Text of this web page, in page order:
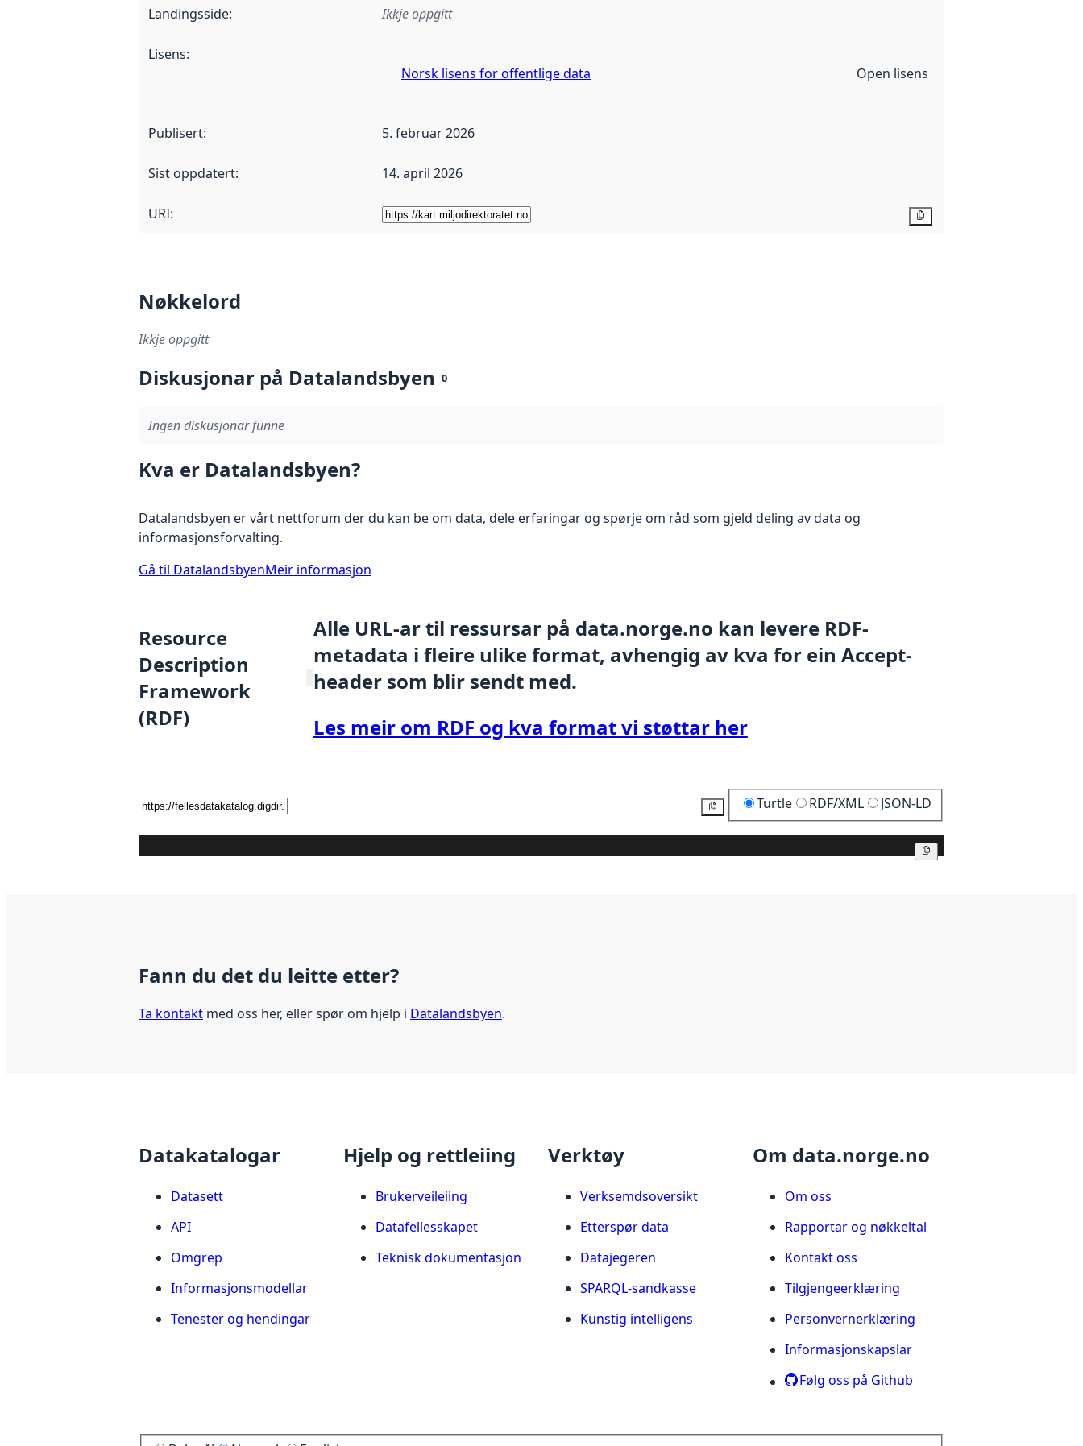
Landingsside: Ikkje oppgitt
Lisens:
Norsk lisens for offentlige data
Open lisens
Publisert: 5. februar 2026
Sist oppdatert: 14. april 2026
URI:
Nøkkelord
Ikkje oppgitt
Diskusjonar på Datalandsbyen 0
Ingen diskusjonar funne
Kva er Datalandsbyen?
Datalandsbyen er vårt nettforum der du kan be om data, dele erfaringar og spørje om råd som gjeld deling av data og
informasjonsforvalting.
Gå til DatalandsbyenMeir informasjon
Resource
Description
Framework
(RDF)
Alle URL-ar til ressursar på data.norge.no kan levere RDF-
metadata i fleire ulike format, avhengig av kva for ein Accept-
header som blir sendt med.
Les meir om RDF og kva format vi støttar her
Kopier Turtle RDF/XML JSON-LD
Fann du det du leitte etter?
Ta kontakt med oss her, eller spør om hjelp i Datalandsbyen.
Datakatalogar
Datasett
API
Omgrep
Informasjonsmodellar
Tenester og hendingar
Hjelp og rettleiing
Brukerveileiing
Datafellesskapet
Teknisk dokumentasjon
Verktøy
Verksemdsoversikt
Etterspør data
Datajegeren
SPARQL-sandkasse
Kunstig intelligens
Om data.norge.no
Om oss
Rapportar og nøkkeltal
Kontakt oss
Tilgjengeerklæring
Personvernerklæring
Informasjonskapslar
Følg oss på Github